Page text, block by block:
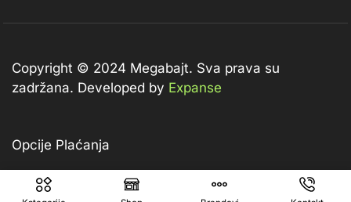
Copyright © 2024 Megabajt. Sva prava su
zadržana. Developed by Expanse
Opcije Plaćanja